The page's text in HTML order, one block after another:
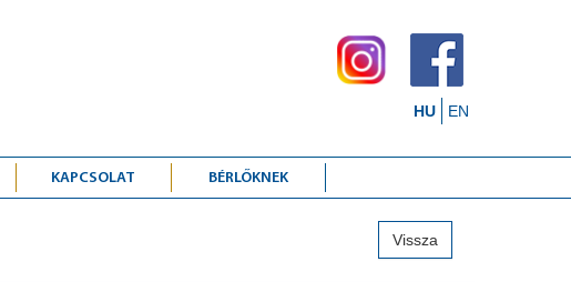
HU EN
KAPCSOLAT BÉRLŐKNEK
Vissza